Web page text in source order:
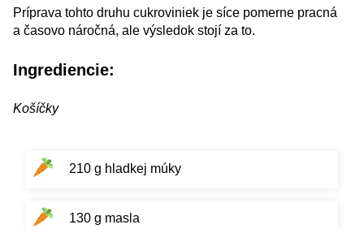
Príprava tohto druhu cukroviniek je síce pomerne pracná
a časovo náročná, ale výsledok stojí za to.
Ingrediencie:
Košíčky
210 g hladkej múky
130 g masla